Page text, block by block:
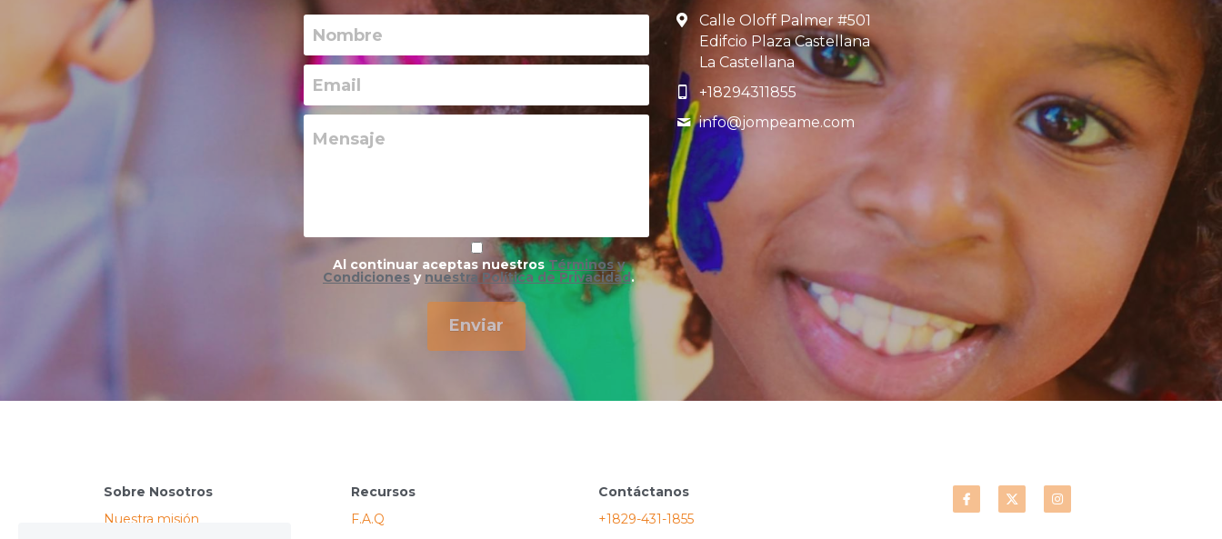
Calle Oloff Palmer #501
Edifcio Plaza Castellana
La Castellana
+18294311855
info@jompeame.com
Nombre
Email
Mensaje
Al continuar aceptas nuestrosTérminos y
Condiciones y nuestra Política de Privacidad.
Enviar
Sobre Nosotros
Nuestra misión
Recursos
F.A.Q
Contáctanos
+1829-431-1855